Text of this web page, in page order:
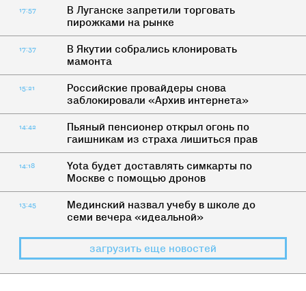
17:57
В Луганске запретили торговать
пирожками на рынке
17:37
В Якутии собрались клонировать
мамонта
15:21
Российские провайдеры снова
заблокировали «Архив интернета»
14:42
Пьяный пенсионер открыл огонь по
гаишникам из страха лишиться прав
14:18
Yota будет доставлять симкарты по
Москве с помощью дронов
13:45
Мединский назвал учебу в школе до
семи вечера «идеальной»
загрузить еще новостей